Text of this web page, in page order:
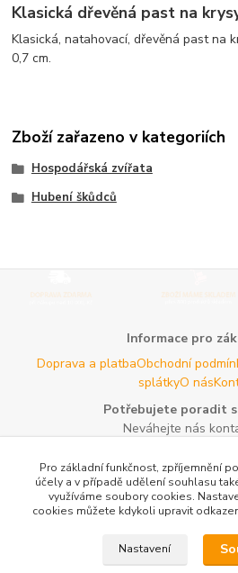
Klasická dřevěná past na
Klasická, natahovací, dřevěná past na
0,7 cm.
Zboží zařazeno v kategoriích
Hospodářská zvířata
Hubení škůdců
Informace pro
Doprava a platbaObchodní
splátkyO nás
Potřebujete poradit s
Neváhejte nás
Email:
Užitečné
lesníckeho náradia a potrieb
Reklamace a vrácení zboží
Pro základní funkčnost, zpříjemnění
účely a v případě udělení souhlasu
využíváme soubory cookies.
cookies můžete kdykoli upravit
Nastavení